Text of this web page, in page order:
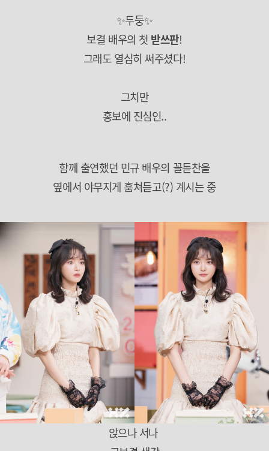
✨두둥✨
보결 배우의 첫 받쓰판!
그래도 열심히 써주셨다!
그치만
홍보에 진심인..
함께 출연했던 민규 배우의 꼴듣찬을
옆에서 야무지게 훔쳐듣고(?) 계시는 중
앉으나 서나